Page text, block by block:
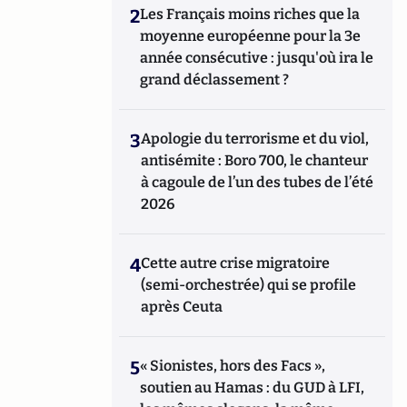
2Les Français moins riches que la
moyenne européenne pour la 3e
année consécutive : jusqu'où ira le
grand déclassement ?
3Apologie du terrorisme et du viol,
antisémite : Boro 700, le chanteur
à cagoule de l’un des tubes de l’été
2026
4Cette autre crise migratoire
(semi-orchestrée) qui se profile
après Ceuta
5« Sionistes, hors des Facs »,
soutien au Hamas : du GUD à LFI,